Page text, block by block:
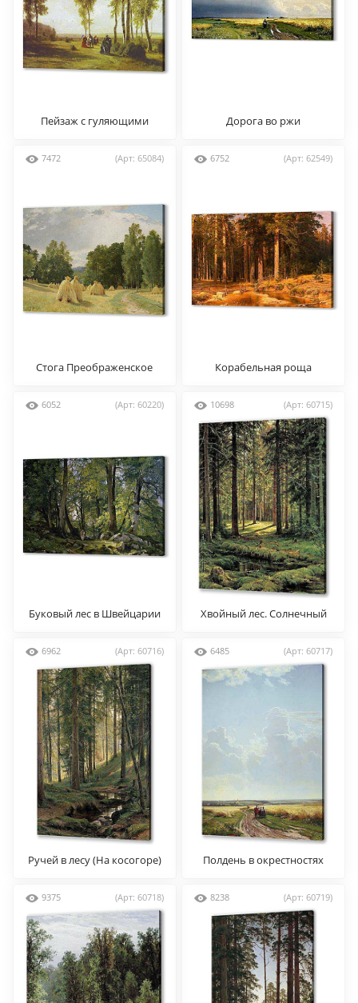
Пейзаж с гуляющими Дорога во ржи
7472 (Арт: 65084)
Стога Преображенское
6752 (Арт: 62549)
Корабельная роща
6052 (Арт: 60220)
Буковый лес в Швейцарии
10698 (Арт: 60715)
Хвойный лес. Солнечный
6962 (Арт: 60716)
Ручей в лесу (На косогоре)
6485 (Арт: 60717)
Полдень в окрестностях
9375 (Арт: 60718) 8238 (Арт: 60719)